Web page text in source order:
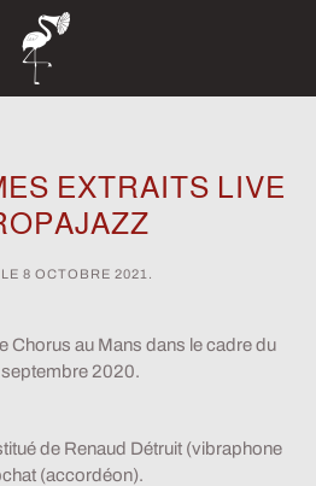
EXTRAITS LIVE
8 OCTOBRE 2021
Chorus au Mans dans le cadre du
2020.
de Renaud Détruit (vibraphone
(accordéon).